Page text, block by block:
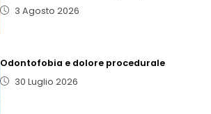
3 Agosto 2026
Odontofobia e dolore procedurale
30 Luglio 2026